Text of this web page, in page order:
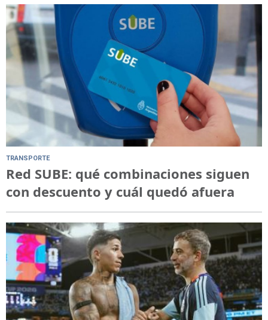
TRANSPORTE
Red SUBE: qué combinaciones siguen
con descuento y cuál quedó afuera